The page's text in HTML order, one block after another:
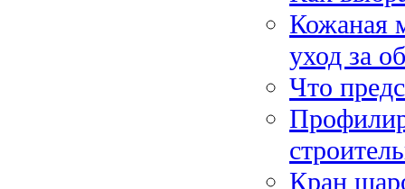
Кожаная
уход за
Что
Кран